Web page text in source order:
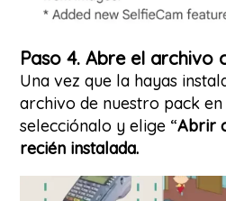
Paso 4. Abre el archivo
Una vez que la hayas
archivo de nuestro pack en
selecciónalo y elige “Abrir
recién instalada.